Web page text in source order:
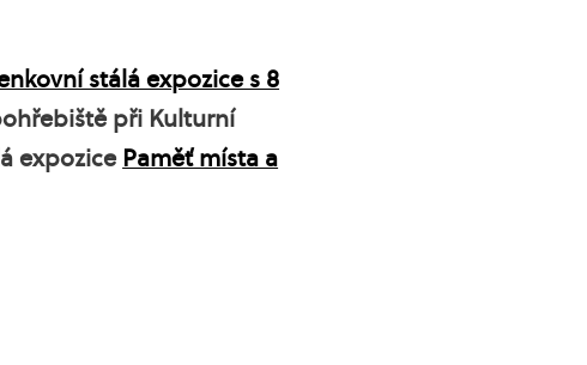
stálá expozice s 8
při Kulturní
expozice Paměť místa a